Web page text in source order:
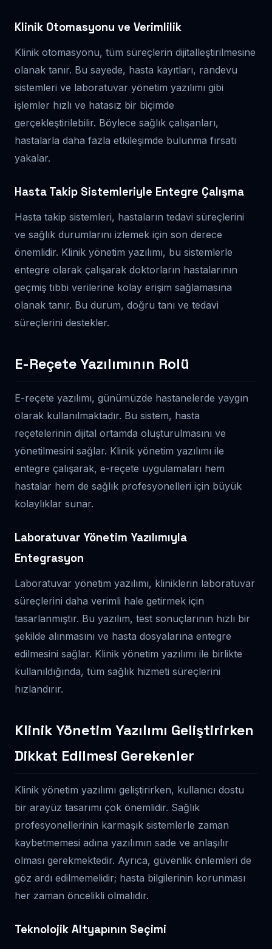
Klinik Otomasyonu ve Verimlilik
Klinik otomasyonu, tüm süreçlerin dijitalleştirilmesine
olanak tanır. Bu sayede, hasta kayıtları, randevu
sistemleri ve laboratuvar yönetim yazılımı gibi
işlemler hızlı ve hatasız bir biçimde
gerçekleştirilebilir. Böylece sağlık çalışanları,
hastalarla daha fazla etkileşimde bulunma fırsatı
yakalar.
Hasta Takip Sistemleriyle Entegre Çalışma
Hasta takip sistemleri, hastaların tedavi süreçlerini
ve sağlık durumlarını izlemek için son derece
önemlidir. Klinik yönetim yazılımı, bu sistemlerle
entegre olarak çalışarak doktorların hastalarının
geçmiş tıbbi verilerine kolay erişim sağlamasına
olanak tanır. Bu durum, doğru tanı ve tedavi
süreçlerini destekler.
E-Reçete Yazılımının Rolü
E-reçete yazılımı, günümüzde hastanelerde yaygın
olarak kullanılmaktadır. Bu sistem, hasta
reçetelerinin dijital ortamda oluşturulmasını ve
yönetilmesini sağlar. Klinik yönetim yazılımı ile
entegre çalışarak, e-reçete uygulamaları hem
hastalar hem de sağlık profesyonelleri için büyük
kolaylıklar sunar.
Laboratuvar Yönetim Yazılımıyla
Entegrasyon
Laboratuvar yönetim yazılımı, kliniklerin laboratuvar
süreçlerini daha verimli hale getirmek için
tasarlanmıştır. Bu yazılım, test sonuçlarının hızlı bir
şekilde alınmasını ve hasta dosyalarına entegre
edilmesini sağlar. Klinik yönetim yazılımı ile birlikte
kullanıldığında, tüm sağlık hizmeti süreçlerini
hızlandırır.
Klinik Yönetim Yazılımı Geliştirirken
Dikkat Edilmesi Gerekenler
Klinik yönetim yazılımı geliştirirken, kullanıcı dostu
bir arayüz tasarımı çok önemlidir. Sağlık
profesyonellerinin karmaşık sistemlerle zaman
kaybetmemesi adına yazılımın sade ve anlaşılır
olması gerekmektedir. Ayrıca, güvenlik önlemleri de
göz ardı edilmemelidir; hasta bilgilerinin korunması
her zaman öncelikli olmalıdır.
Teknolojik Altyapının Seçimi